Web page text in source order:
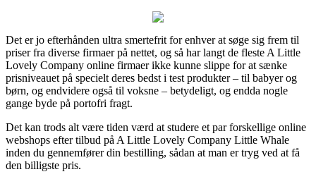
Det er jo efterhånden ultra smertefrit for enhver at søge sig frem til
priser fra diverse firmaer på nettet, og så har langt de fleste A Little
Lovely Company online firmaer ikke kunne slippe for at sænke
prisniveauet på specielt deres bedst i test produkter – til babyer og
børn, og endvidere også til voksne – betydeligt, og endda nogle
gange byde på portofri fragt.
Det kan trods alt være tiden værd at studere et par forskellige online
webshops efter tilbud på A Little Lovely Company Little Whale
inden du gennemfører din bestilling, sådan at man er tryg ved at få
den billigste pris.